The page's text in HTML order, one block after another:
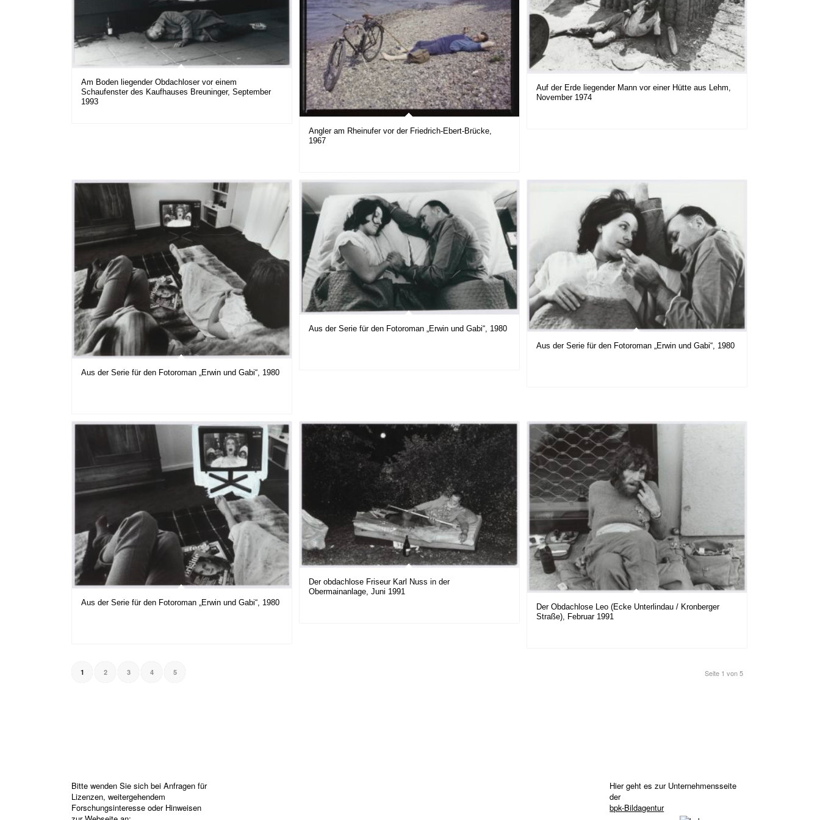
Am Boden liegender Obdachloser vor einem
Schaufenster des Kaufhauses Breuninger, September
1993
Angler am Rheinufer vor der Friedrich-Ebert-Brücke,
1967
Auf der Erde liegender Mann vor einer Hütte aus Lehm,
November 1974
Aus der Serie für den Fotoroman „Erwin und Gabi“, 1980
Aus der Serie für den Fotoroman „Erwin und Gabi“, 1980
Aus der Serie für den Fotoroman „Erwin und Gabi“, 1980
Aus der Serie für den Fotoroman „Erwin und Gabi“, 1980
Der obdachlose Friseur Karl Nuss in der
Obermainanlage, Juni 1991
Der Obdachlose Leo (Ecke Unterlindau / Kronberger
Straße), Februar 1991
Seite 1 von 5
1 2 3 4 5
Bitte wenden Sie sich bei Anfragen für
Lizenzen, weitergehendem
Forschungsinteresse oder Hinweisen
Hier geht es zur Unternehmensseite
der
bpk-Bildagentur